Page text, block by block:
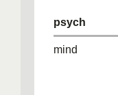
psych
mind